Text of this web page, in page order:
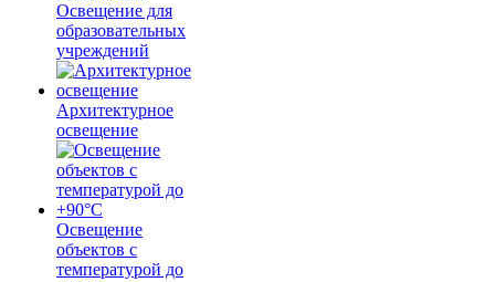
Освещение для
образовательных
учреждений
Архитектурное
освещение
Освещение
объектов с
температурой до